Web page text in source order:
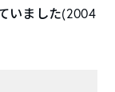
いました(2004